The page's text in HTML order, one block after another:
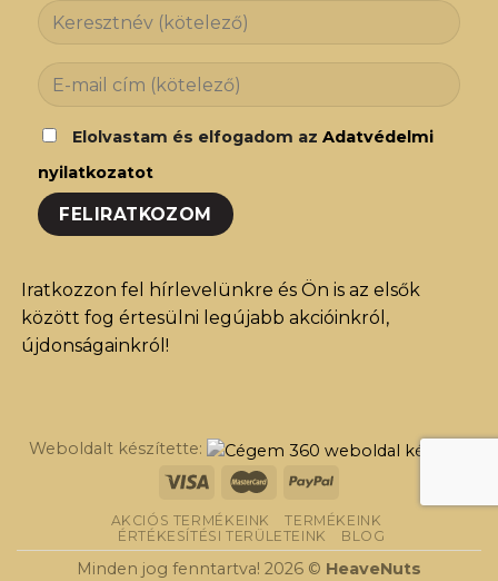
Elolvastam és elfogadom az Adatvédelmi
nyilatkozatot
Iratkozzon fel hírlevelünkre és Ön is az elsők
között fog értesülni legújabb akcióinkról,
újdonságainkról!
Weboldalt készítette:
AKCIÓS TERMÉKEINK
TERMÉKEINK
ÉRTÉKESÍTÉSI TERÜLETEINK
BLOG
Minden jog fenntartva! 2026 © HeaveNuts